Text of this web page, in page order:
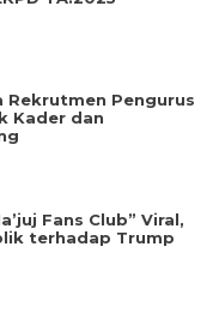
Rekrutmen Pengurus
Kader dan
Fans Club” Viral,
terhadap Trump